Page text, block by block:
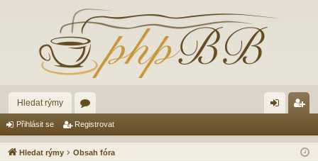
Hledat rýmy
ór
a lá ist
Přihlásit se Registrovat
Hledat rýmy Obsah fóra